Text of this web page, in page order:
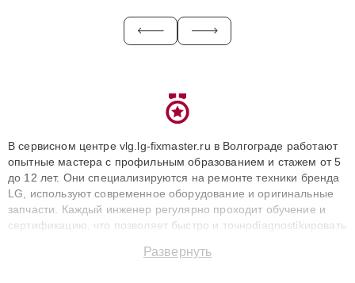
В сервисном центре vlg.lg-fixmaster.ru в Волгограде работают
опытные мастера с профильным образованием и стажем от 5
до 12 лет. Они специализируются на ремонте техники бренда
LG, используют современное оборудование и оригинальные
запчасти. Каждый инженер регулярно проходит обучение и
сертификацию, что позволяет быстро и точноdiagnostikировать
до 3 лет. Наши мастера решают сложные случаи: от замены
Развернуть